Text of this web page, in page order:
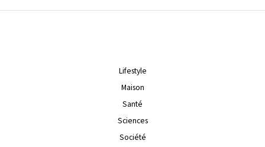
Lifestyle
Maison
Santé
Sciences
Société